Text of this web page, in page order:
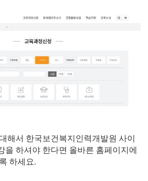
해서 한국보건복지인력개발원 사이
을 하셔야 한다면 올바른 홈페이지에
하세요.